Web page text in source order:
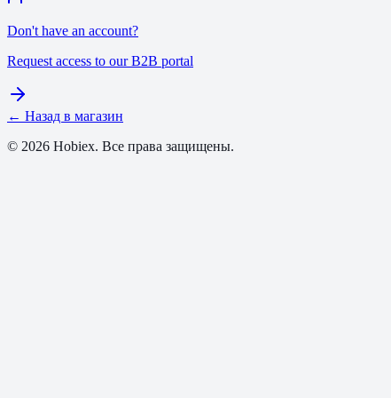
Don't have an account?
Request access to our B2B portal
← Назад в магазин
© 2026 Hobiex. Все права защищены.